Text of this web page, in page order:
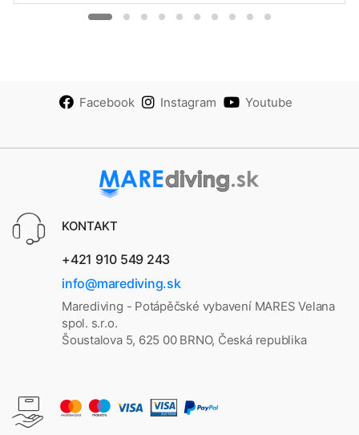
Facebook Instagram Youtube
KONTAKT
+421 910 549 243
info@marediving.sk
Marediving - Potápěčské vybavení MARES Velana
spol. s.r.o.
Šoustalova 5, 625 00 BRNO, Česká republika